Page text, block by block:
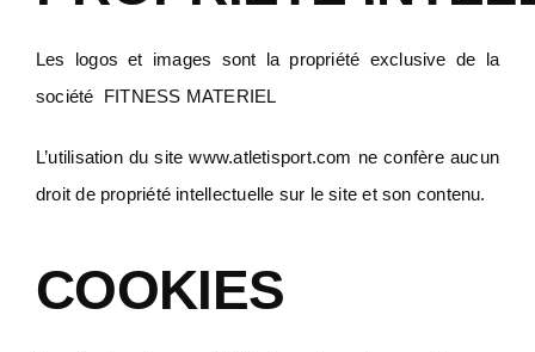
Les logos et images sont la propriété exclusive de la
société FITNESS MATERIEL
L’utilisation du sitewww.atletisport.com ne confère aucun
droit de propriété intellectuelle sur le site et son contenu.
COOKIES